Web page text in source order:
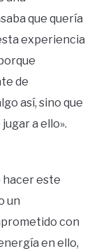
que quería
experiencia
de
así, sino que
a ello».
hacer este
un
con
en ello,